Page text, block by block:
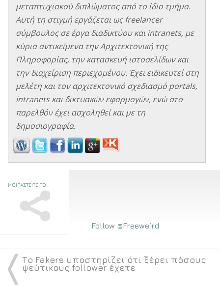
μεταπτυχιακού διπλώματος από το ίδιο τμήμα.
Αυτή τη στιγμή εργάζεται ως freelancer
σύμβουλος σε έργα διαδικτύου και intranets, με
κύρια αντικείμενα την Αρχιτεκτονική της
Πληροφορίας, την κατασκευή ιστοσελίδων και
την διαχείριση περιεχομένου. Έχει ειδικευτεί στη
μελέτη και τον αρχιτεκτονικό σχεδιασμό portals,
intranets και δικτυακών εφαρμογών, ενώ στο
παρελθόν έχει ασχοληθεί και με τη
δημοσιογραφία.
ΜΟΙΡΑΣΤΕΙΤΕ ΤΟ
Follow @Freeweird
〈 Το Fakers υποστηρίζει ότι ξέρει πόσους
ψεύτικους follower έχετε